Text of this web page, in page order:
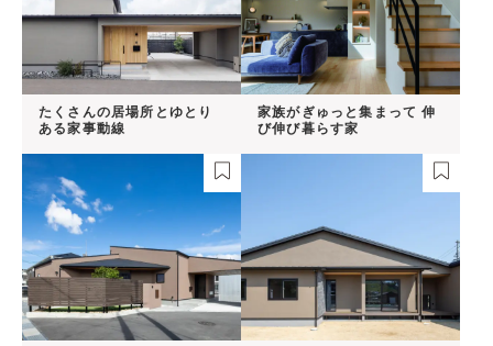
たくさんの居場所とゆとり
ある家事動線
家族がぎゅっと集まって 伸
び伸び暮らす家